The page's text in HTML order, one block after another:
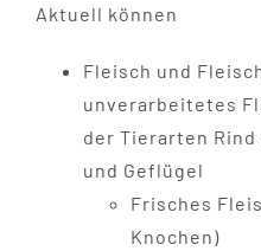
Aktuell können
Fleisch und
unverarbeitetes
der Tierarten Rind
und Geflügel
Frisches
Knochen)